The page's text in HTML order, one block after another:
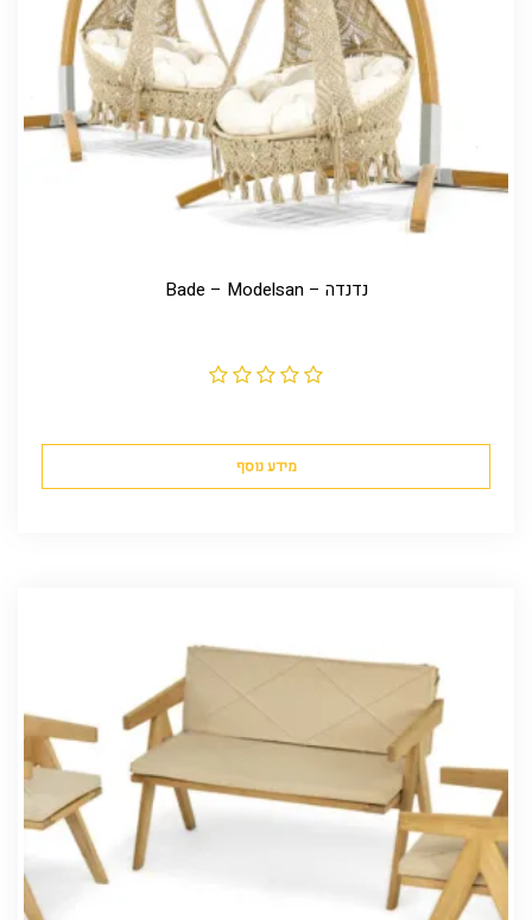
נדנדה – Bade – Modelsan
מידע נוסף